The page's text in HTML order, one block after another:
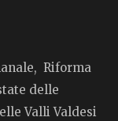
Riforma
delle
Valli Valdesi